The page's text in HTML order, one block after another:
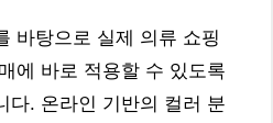
바탕으로 실제 의류 쇼핑
에 바로 적용할 수 있도록
다. 온라인 기반의 컬러 분